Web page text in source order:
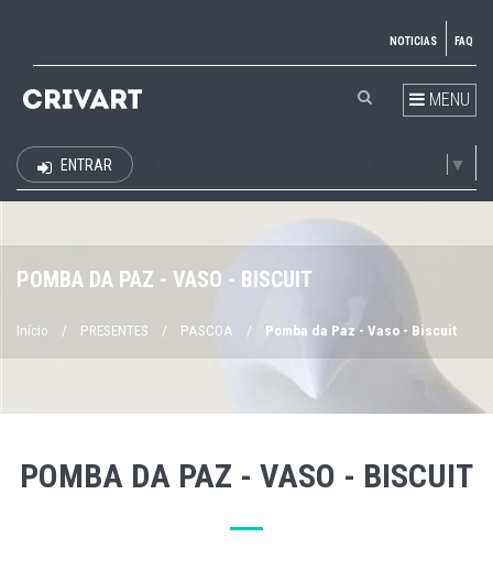
NOTICIAS FAQ
MENU
▼
ENTRAR
POMBA DA PAZ - VASO - BISCUIT
Início / PRESENTES / PASCOA / Pomba da Paz - Vaso - Biscuit
POMBA DA PAZ - VASO - BISCUIT